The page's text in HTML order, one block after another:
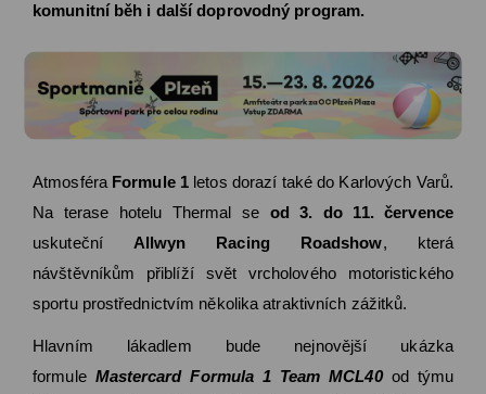
komunitní běh i další doprovodný program.
Atmosféra Formule 1 letos dorazí také do Karlových Varů.
Na terase hotelu Thermal se od 3. do 11. července
uskuteční Allwyn Racing Roadshow, která
návštěvníkům přiblíží svět vrcholového motoristického
sportu prostřednictvím několika atraktivních zážitků.
Hlavním lákadlem bude nejnovější ukázka
formule Mastercard Formula 1 Team MCL40od týmu